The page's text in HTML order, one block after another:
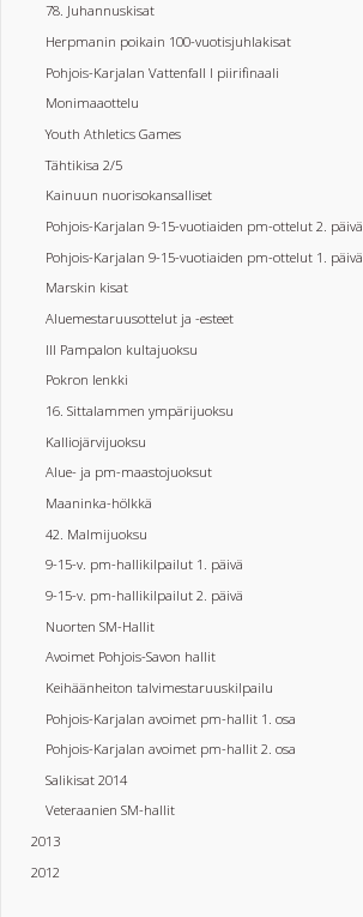
78. Juhannuskisat
Herpmanin poikain 100-vuotisjuhlakisat
Pohjois-Karjalan Vattenfall I piirifinaali
Monimaaottelu
Youth Athletics Games
Tähtikisa 2/5
Kainuun nuorisokansalliset
Pohjois-Karjalan 9-15-vuotiaiden pm-ottelut 2. päivä
Pohjois-Karjalan 9-15-vuotiaiden pm-ottelut 1. päivä
Marskin kisat
Aluemestaruusottelut ja -esteet
III Pampalon kultajuoksu
Pokron lenkki
16. Sittalammen ympärijuoksu
Kalliojärvijuoksu
Alue- ja pm-maastojuoksut
Maaninka-hölkkä
42. Malmijuoksu
9-15-v. pm-hallikilpailut 1. päivä
9-15-v. pm-hallikilpailut 2. päivä
Nuorten SM-Hallit
Avoimet Pohjois-Savon hallit
Keihäänheiton talvimestaruuskilpailu
Pohjois-Karjalan avoimet pm-hallit 1. osa
Pohjois-Karjalan avoimet pm-hallit 2. osa
Salikisat 2014
Veteraanien SM-hallit
2013
2012